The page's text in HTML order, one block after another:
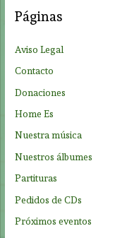
r
:
Páginas
Aviso Legal
Contacto
Donaciones
Home Es
Nuestra música
Nuestros álbumes
Partituras
Pedidos de CDs
Próximos eventos